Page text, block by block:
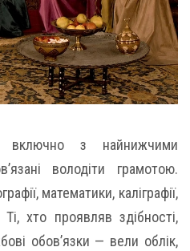
включно з найнижчими
володіти грамотою.
математики, каліграфії,
хто проявляв здібності,
обов’язки — вели облік,